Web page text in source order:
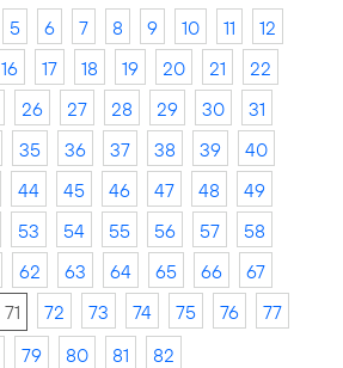
5 6 7 8 9 10 11
12
16 17 18 19 20 21
22
26 27 28 29 30
31
35 36 37 38 39
40
44 45 46 47 48
49
53 54 55 56 57
58
62 63 64 65 66
67
71 72 73 74 75 76
77
79 80 81 82